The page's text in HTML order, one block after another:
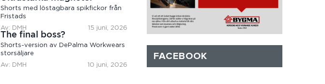
Shorts med löstagbara spikfickor från
Fristads
Av: DMH
15 juni, 2026
The final boss?
Shorts-version av DePalma Workwears
storsäljare
Av: DMH
10 juni, 2026
FACEBOOK